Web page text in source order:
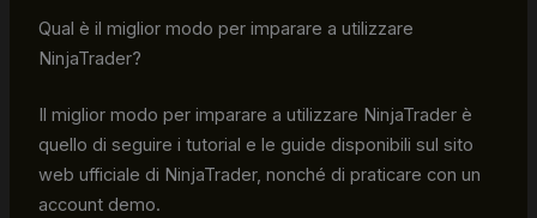
Qual è il miglior modo per imparare a utilizzare
NinjaTrader?
Il miglior modo per imparare a utilizzare NinjaTrader è
quello di seguire i tutorial e le guide disponibili sul sito
web ufficiale di NinjaTrader, nonché di praticare con un
account demo.